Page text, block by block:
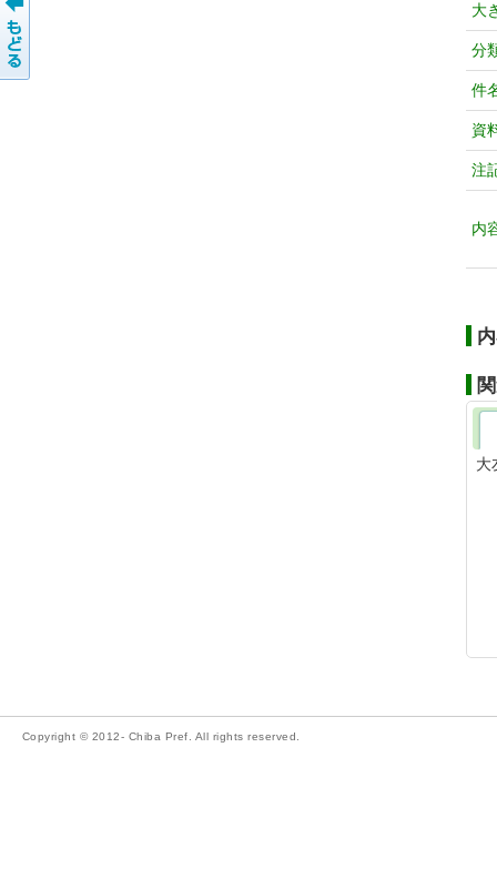
大
分
件
資
注
内
大
Copyright © 2012- Chiba Pref. All rights reserved.